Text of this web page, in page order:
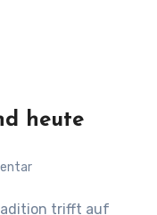
heute